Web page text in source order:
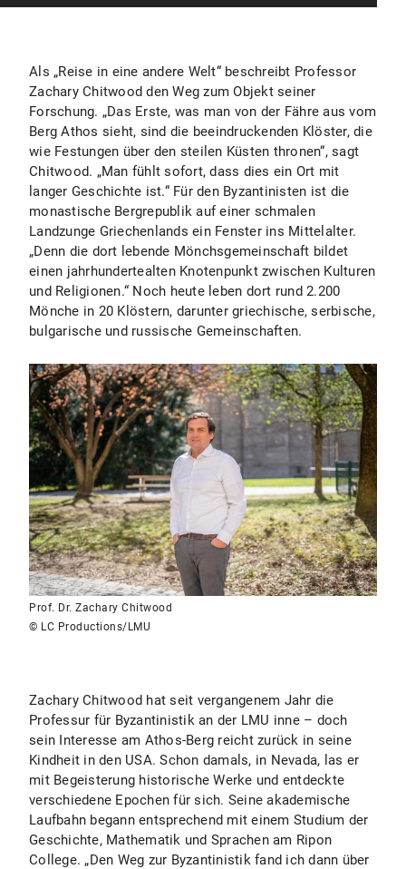
Als „Reise in eine andere Welt“ beschreibt Professor
Zachary Chitwood den Weg zum Objekt seiner
Forschung. „Das Erste, was man von der Fähre aus vom
Berg Athos sieht, sind die beeindruckenden Klöster, die
wie Festungen über den steilen Küsten thronen“, sagt
Chitwood. „Man fühlt sofort, dass dies ein Ort mit
langer Geschichte ist.“ Für den Byzantinisten ist die
monastische Bergrepublik auf einer schmalen
Landzunge Griechenlands ein Fenster ins Mittelalter.
„Denn die dort lebende Mönchsgemeinschaft bildet
einen jahrhundertealten Knotenpunkt zwischen Kulturen
und Religionen.“ Noch heute leben dort rund 2.200
Mönche in 20 Klöstern, darunter griechische, serbische,
bulgarische und russische Gemeinschaften.
Prof. Dr. Zachary Chitwood
© LC Productions/LMU
Zachary Chitwood hat seit vergangenem Jahr die
Professur für Byzantinistik an der LMU inne – doch
sein Interesse am Athos-Berg reicht zurück in seine
Kindheit in den USA. Schon damals, in Nevada, las er
mit Begeisterung historische Werke und entdeckte
verschiedene Epochen für sich. Seine akademische
Laufbahn begann entsprechend mit einem Studium der
Geschichte, Mathematik und Sprachen am Ripon
College. „Den Weg zur Byzantinistik fand ich dann über